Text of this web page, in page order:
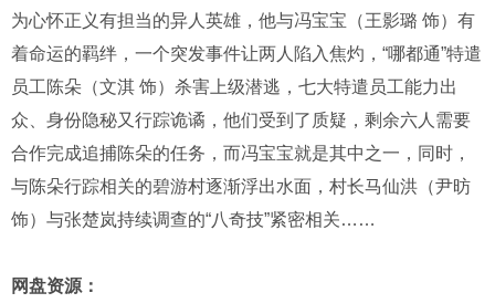
为心怀正义有担当的异人英雄，他与冯宝宝（王影璐 饰）有
着命运的羁绊，一个突发事件让两人陷入焦灼，“哪都通”特遣
员工陈朵（文淇 饰）杀害上级潜逃，七大特遣员工能力出
众、身份隐秘又行踪诡谲，他们受到了质疑，剩余六人需要
合作完成追捕陈朵的任务，而冯宝宝就是其中之一，同时，
与陈朵行踪相关的碧游村逐渐浮出水面，村长马仙洪（尹昉
饰）与张楚岚持续调查的“八奇技”紧密相关……
网盘资源：